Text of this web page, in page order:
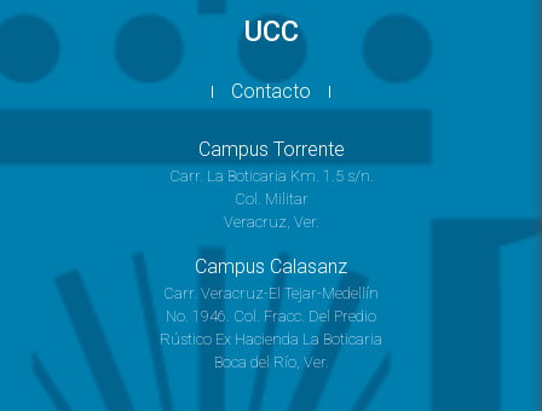
UCC
Contacto
Campus Torrente
Carr. La Boticaria Km. 1.5 s/n.
Col. Militar
Veracruz, Ver.
Campus Calasanz
Carr. Veracruz-El Tejar-Medellín
No. 1946. Col. Fracc. Del Predio
Rústico Ex Hacienda La Boticaria
Boca del Río, Ver.